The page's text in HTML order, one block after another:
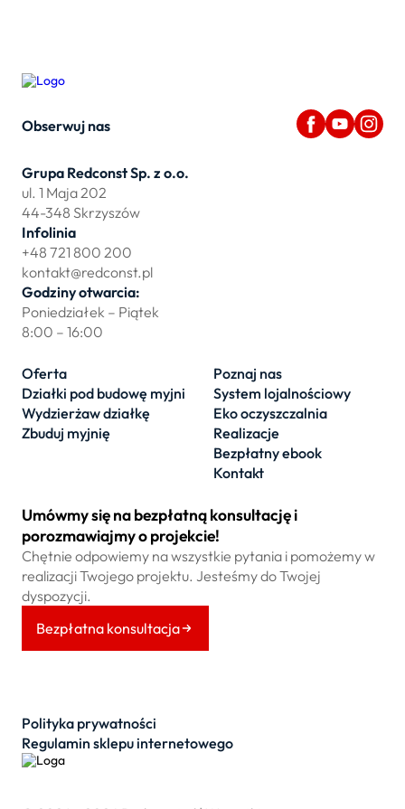
Obserwuj nas
Grupa Redconst Sp. z o.o.
ul. 1 Maja 202
44-348 Skrzyszów
Infolinia
+48 721 800 200
kontakt@redconst.pl
Godziny otwarcia:
Poniedziałek – Piątek
8:00 – 16:00
Oferta
Działki pod budowę myjni
Wydzierżaw działkę
Zbuduj myjnię
Poznaj nas
System lojalnościowy
Eko oczyszczalnia
Realizacje
Bezpłatny ebook
Kontakt
Umówmy się na bezpłatną konsultację i
porozmawiajmy o projekcie!
Chętnie odpowiemy na wszystkie pytania i pomożemy w
realizacji Twojego projektu. Jesteśmy do Twojej
dyspozycji.
Bezpłatna konsultacja
Polityka prywatności
Regulamin sklepu internetowego